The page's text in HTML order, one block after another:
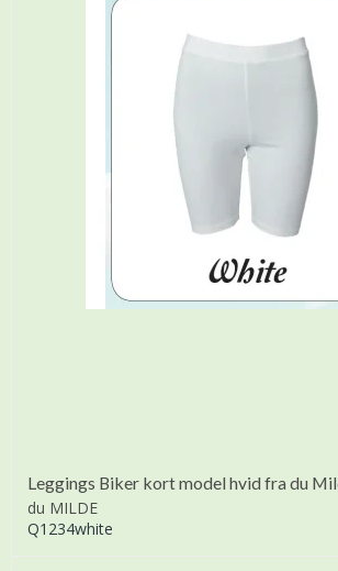
Leggings Biker kort model hvid fra du
du MILDE
Q1234white